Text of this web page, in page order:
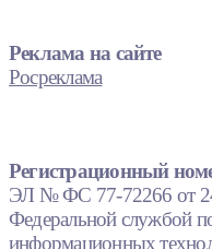
Реклама на сайте
Росреклама
Регистрационный
ЭЛ № ФС 77-72266 от
Федеральной службой
информационных